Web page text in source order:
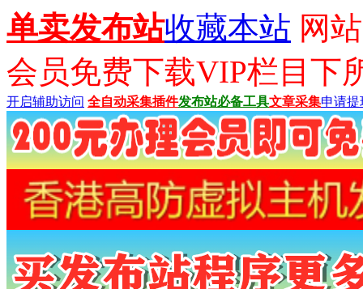
单卖发布站收藏本站 网
会员免费下载VIP栏目下
开启辅助访问 全自动采集插件发布站必备工具文章采集申请提